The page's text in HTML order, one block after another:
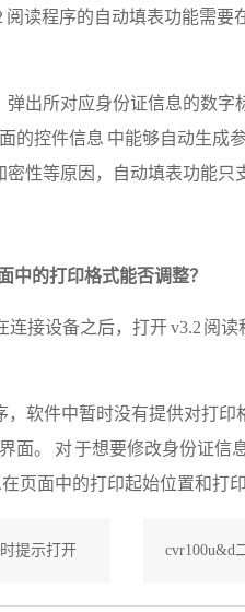
阅读程序的自动填表功能需要
弹出所对应身份证信息的数
的控件信息 中能够自动生成
密性等原因，自动填表功能只
中的打印格式能否调整？
连接设备之后，打开v3.2 阅
，软件中暂时没有提供对打
面。 对 于想要修改身份证信
页面中的打印起始位置和打印
提示打开 cvr100u&d